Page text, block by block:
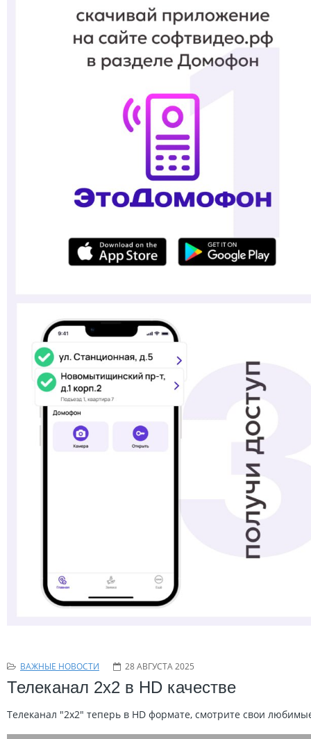
ВАЖНЫЕ НОВОСТИ 28 АВГУСТА 2025
Телеканал 2х2 в HD качестве
Телеканал "2х2" теперь в HD формате, смотрите свои